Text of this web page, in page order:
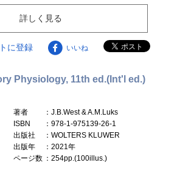
詳しく見る
に登録 いいね
Physiology, 11th ed.(Int'l ed.)
著者
：J.B.West & A.M.Luks
ISBN
：978-1-975139-26-1
出版社
：WOLTERS KLUWER
出版年
：2021年
ページ数 ：254pp.(100illus.)